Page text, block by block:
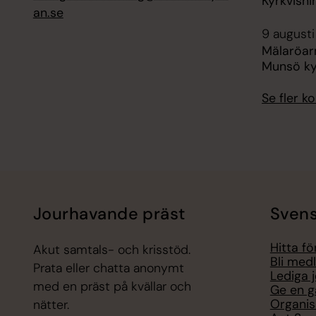
an.se
9
Munsö
Se fler
Jourhavande präst
Akut samtals- och krisstöd.
Prata eller chatta anonymt
med en präst på kvällar och
nätter.
Hitta
Bli
Lediga
Ge en